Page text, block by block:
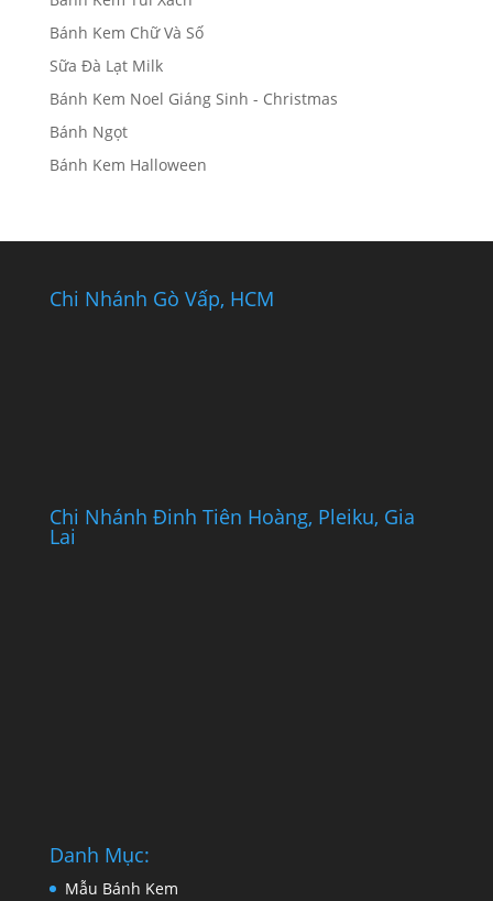
Bánh Kem Chữ Và Số
Sữa Đà Lạt Milk
Bánh Kem Noel Giáng Sinh - Christmas
Bánh Ngọt
Bánh Kem Halloween
Chi Nhánh Gò Vấp, HCM
Chi Nhánh Đinh Tiên Hoàng, Pleiku, Gia
Lai
Danh Mục:
Mẫu Bánh Kem